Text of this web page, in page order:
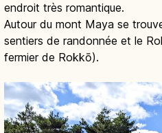
endroit très romantique.
Autour du mont Maya se
sentiers de randonnée et le
fermier de Rokkō).